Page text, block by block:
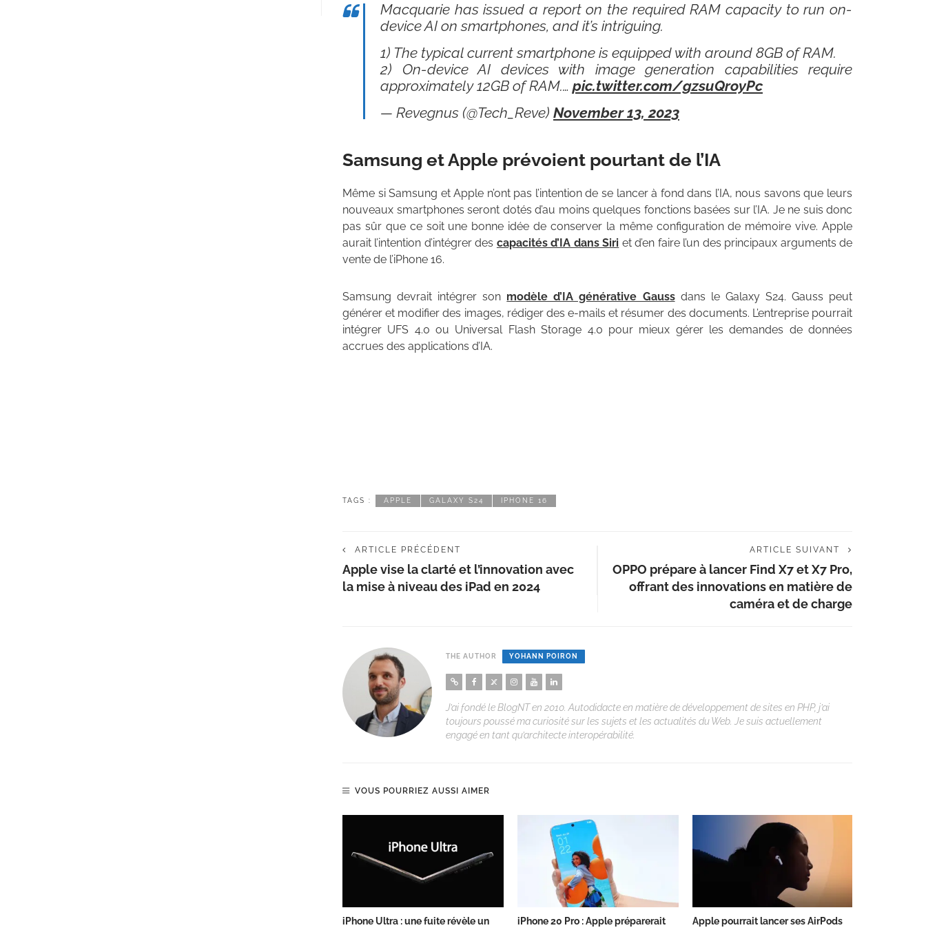
Macquarie has issued a report on the required RAM capacity to run on-
device AI on smartphones, and it’s intriguing.
1) The typical current smartphone is equipped with around 8GB of RAM.
2) On-device AI devices with image generation capabilities require
approximately 12GB of RAM.… pic.twitter.com/gzsuQroyPc
— Revegnus (@Tech_Reve) November 13, 2023
Samsung et Apple prévoient pourtant de l’IA
Même si Samsung et Apple n’ont pas l’intention de se lancer à fond dans l’IA, nous savons que leurs
nouveaux smartphones seront dotés d’au moins quelques fonctions basées sur l’IA. Je ne suis donc
pas sûr que ce soit une bonne idée de conserver la même configuration de mémoire vive. Apple
aurait l’intention d’intégrer des capacités d’IA dans Siri et d’en faire l’un des principaux arguments de
vente de l’iPhone 16.
Samsung devrait intégrer son modèle d’IA générative Gaussdans le Galaxy S24. Gauss peut
générer et modifier des images, rédiger des e-mails et résumer des documents. L’entreprise pourrait
intégrer UFS 4.0 ou Universal Flash Storage 4.0 pour mieux gérer les demandes de données
accrues des applications d’IA.
TAGS : APPLE GALAXY S24 IPHONE 16
ARTICLE PRÉCÉDENT
Apple vise la clarté et l’innovation avec
la mise à niveau des iPad en 2024
ARTICLE SUIVANT
OPPO prépare à lancer Find X7 et X7 Pro,
offrant des innovations en matière de
caméra et de charge
THE AUTHOR YOHANN POIRON
J’ai fondé le BlogNT en 2010. Autodidacte en matière de développement de sites en PHP, j’ai
toujours poussé ma curiosité sur les sujets et les actualités du Web. Je suis actuellement
engagé en tant qu’architecte interopérabilité.
VOUS POURRIEZ AUSSI AIMER
iPhone Ultra : une fuite révèle un iPhone 20 Pro : Apple préparerait Apple pourrait lancer ses AirPods